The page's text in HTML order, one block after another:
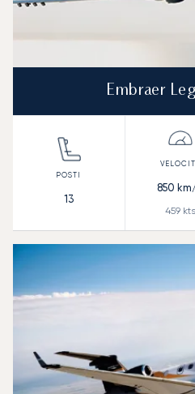
Embraer
13
850
459 kts